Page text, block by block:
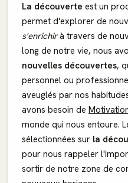
La découverte est un
permet d'explorer de
s'enrichirà travers de
long de notre vie, nous
nouvelles découvertes,
personnel ou
aveuglés par nos
avons besoin de
monde qui nous entoure.
sélectionnées sur la
pour nous rappeler
sortir de notre zone de